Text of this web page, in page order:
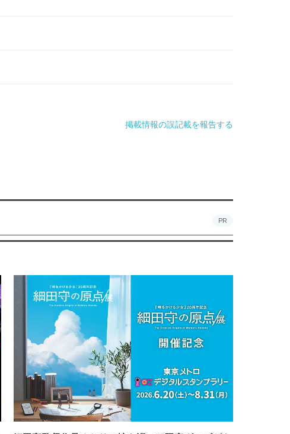
掲載情報の誤記載を報告する
PR